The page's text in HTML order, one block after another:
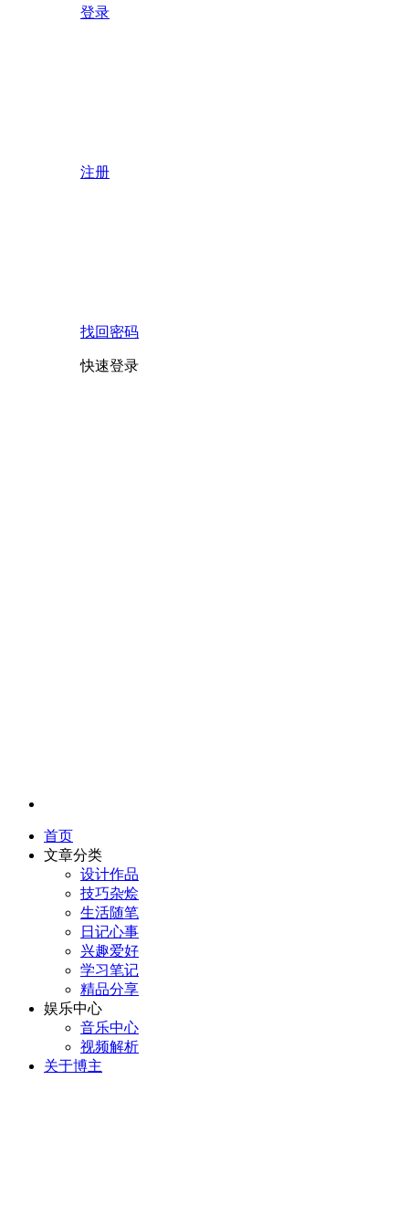
登录
注册
找回密码
快速登录
首页
文章分类
设计作品
技巧杂烩
生活随笔
日记心事
兴趣爱好
学习笔记
精品分享
娱乐中心
音乐中心
视频解析
关于博主